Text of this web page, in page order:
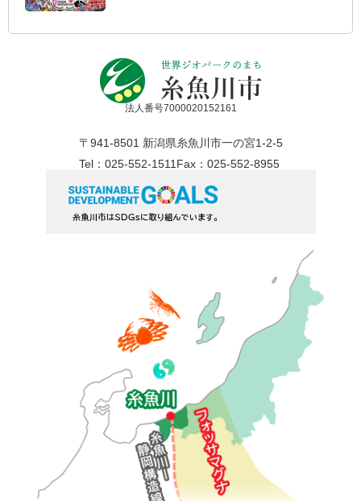
法人番号7000020152161
〒941-8501 新潟県糸魚川市一の宮1-2-5
Tel：025-552-1511 Fax：025-552-8955